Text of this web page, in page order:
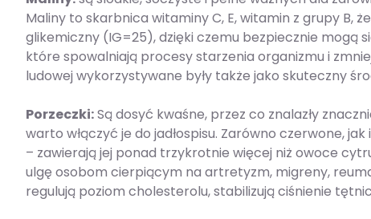
Maliny to skarbnica witaminy C, E, witamin z grupy B,
glikemiczny (IG=25), dzięki czemu bezpiecznie mogą
które spowalniają procesy starzenia organizmu i
ludowej wykorzystywane były także jako skuteczny
Porzeczki:Są dosyć kwaśne, przez co znalazły
warto włączyć je do jadłospisu. Zarówno czerwone,
– zawierają jej ponad trzykrotnie więcej niż owoce
ulgę osobom cierpiącym na artretyzm, migreny,
regulują poziom cholesterolu, stabilizują ciśnienie